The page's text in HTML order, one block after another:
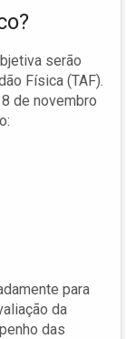
serão
Física (TAF).
de novembro
para
da
das